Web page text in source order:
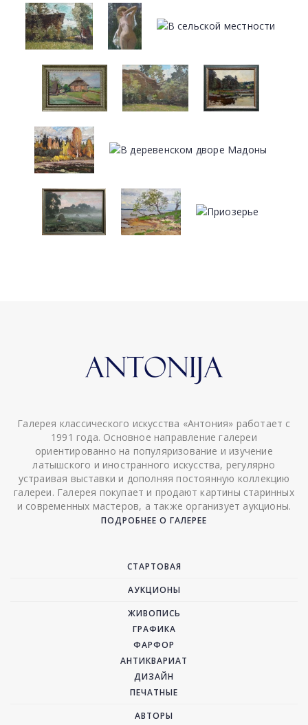
Галерея классического искусства «Антония» работает с
1991 года. Основное направление галереи
ориентированно на популяризование и изучение
латышского и иностранного искусства, регулярно
устраивая выставки и дополняя постоянную коллекцию
галереи. Галерея покупает и продают картины старинных
и современных мастеров, а также организует аукционы.
ПОДРОБНЕЕ О ГАЛЕРЕЕ
СТАРТОВАЯ
АУКЦИОНЫ
ЖИВОПИСЬ
ГРАФИКА
ФАРФОР
АНТИКВАРИАТ
ДИЗАЙН
ПЕЧАТНЫЕ
АВТОРЫ